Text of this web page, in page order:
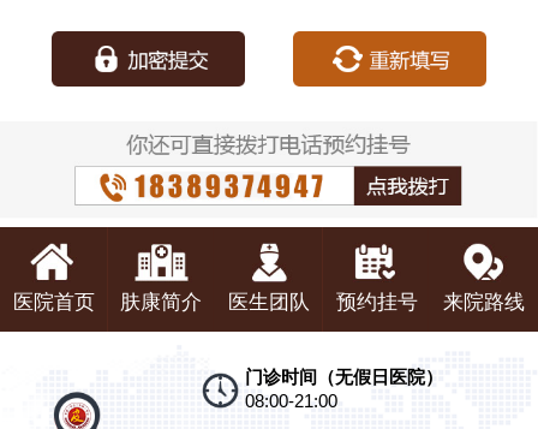
医院首页 肤康简介 医生团队 预约挂号 来院路线
门诊时间（无假日医院）
08:00-21:00